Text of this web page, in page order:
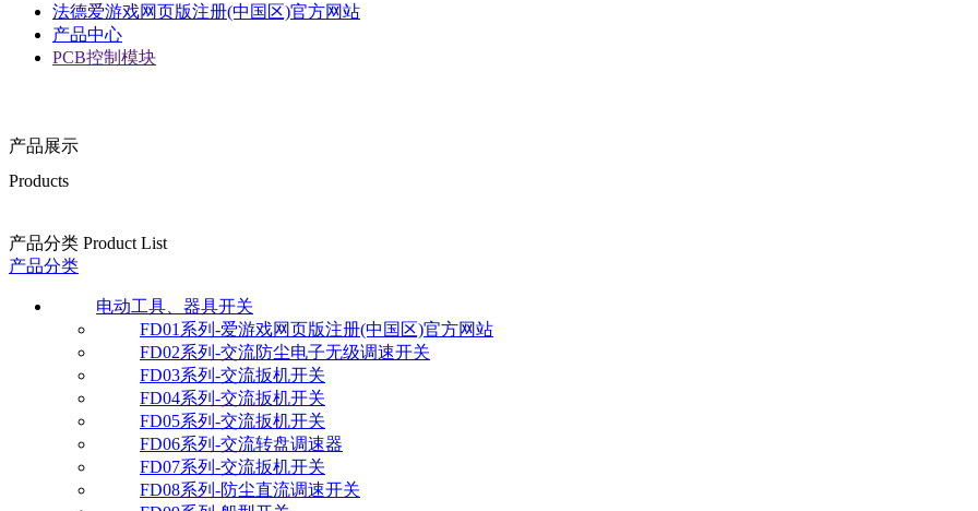
法德爱游戏网页版注册(中国区)官方网站
产品中心
PCB控制模块
产品展示
Products
产品分类 Product List
产品分类
电动工具、器具开关
FD01系列-爱游戏网页版注册(中国区)官方网站
FD02系列-交流防尘电子无级调速开关
FD03系列-交流扳机开关
FD04系列-交流扳机开关
FD05系列-交流扳机开关
FD06系列-交流转盘调速器
FD07系列-交流扳机开关
FD08系列-防尘直流调速开关